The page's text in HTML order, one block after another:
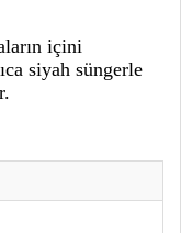
içini
siyah süngerle